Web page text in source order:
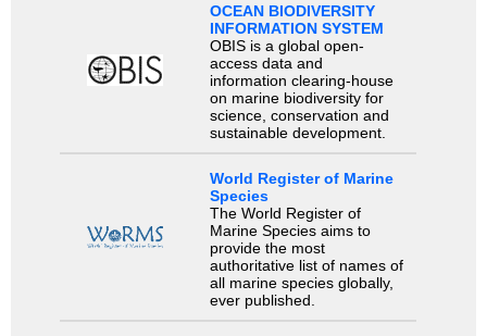
OCEAN BIODIVERSITY
INFORMATION SYSTEM
OBIS is a global open-
access data and
information clearing-house
on marine biodiversity for
science, conservation and
sustainable development.
World Register of Marine
Species
The World Register of
Marine Species aims to
provide the most
authoritative list of names of
all marine species globally,
ever published.